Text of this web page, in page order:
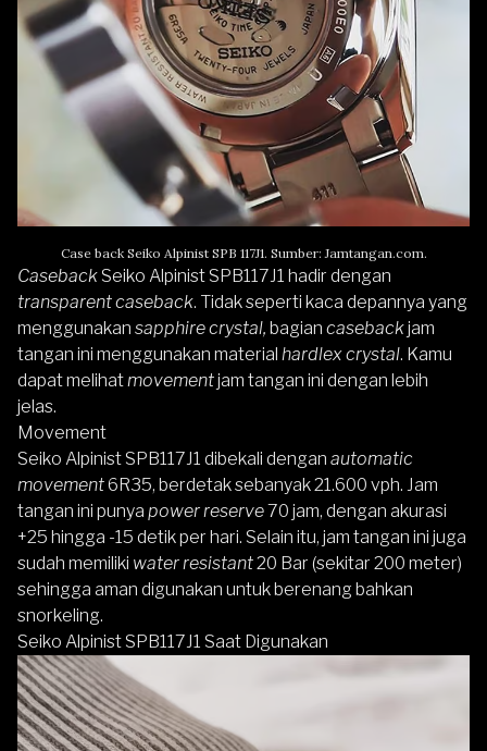
Case back Seiko Alpinist SPB 117J1. Sumber: Jamtangan.com.
Caseback Seiko Alpinist SPB117J1 hadir dengan
transparent caseback. Tidak seperti kaca depannya yang
menggunakan sapphire crystal, bagian casebackjam
tangan ini menggunakan material hardlex crystal. Kamu
dapat melihatmovementjam tangan ini dengan lebih
jelas.
Movement
Seiko Alpinist SPB117J1 dibekali dengan automatic
movement6R35, berdetak sebanyak 21.600 vph. Jam
tangan ini punya power reserve70 jam, dengan akurasi
+25 hingga -15 detik per hari. Selain itu, jam tangan ini juga
sudah memiliki water resistant20 Bar (sekitar 200 meter)
sehingga aman digunakan untuk berenang bahkan
snorkeling.
Seiko Alpinist SPB117J1 Saat Digunakan